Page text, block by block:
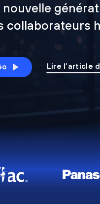
collaborateurs
Lire l’article